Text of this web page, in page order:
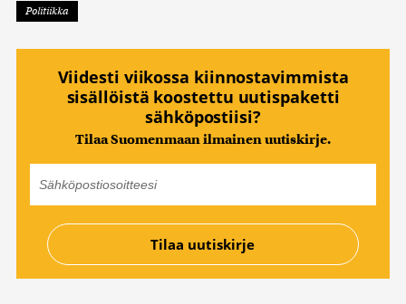
Politiikka
Viidesti viikossa kiinnostavimmista
sisällöistä koostettu uutispaketti
sähköpostiisi?
Tilaa Suomenmaan ilmainen uutiskirje.